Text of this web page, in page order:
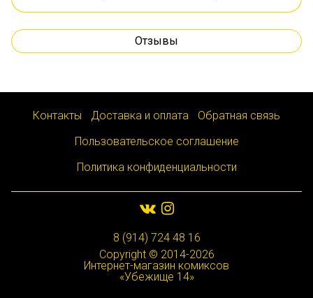
Отзывы
Контакты Доставка и оплата
Обратная связь
Пользовательское соглашение
Политика конфиденциальности
8 (914) 724 48 16
Copyright © 2014-2026
Интернет-магазин комиксов
«Убежище 14»